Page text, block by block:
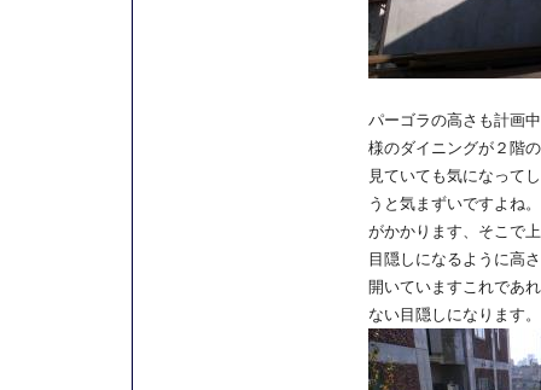
パーゴラの高さも計画
様のダイニングが２階
見ていても気になって
うと気まずいですよね
がかかります、そこで
目隠しになるように高
開いていますこれであ
ない目隠しになります